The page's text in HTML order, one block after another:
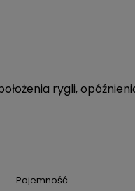
rygli,
Pojemność